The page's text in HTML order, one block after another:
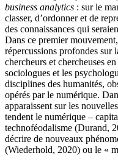
business analytics : sur le
classer, d’ordonner et de
des connaissances qui
Dans ce premier
répercussions profondes sur
chercheurs et chercheuses
sociologues et les
disciplines des humanités,
opérés par le numérique.
apparaissent sur les
tendent le numérique –
technoféodalisme (Durand,
décrire de nouveaux
(Wiederhold, 2020) ou le «